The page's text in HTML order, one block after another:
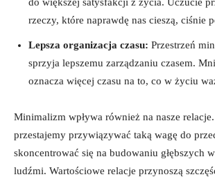
‌rzeczy, które naprawdę ⁢nas cieszą, ciśnie
Lepsza ‌organizacja czasu: Przestrzeń
sprzyja lepszemu ‍zarządzaniu czasem.
oznacza więcej czasu na to, co w życiu
Minimalizm wpływa również na nasze
przestajemy przywiązywać taką wagę do
skoncentrować się na budowaniu⁣ głębszych⁢
⁢ludźmi. Wartościowe relacje⁢ przynoszą